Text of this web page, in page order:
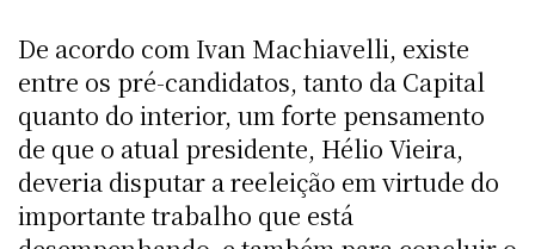
De acordo com Ivan Machiavelli, existe
entre os pré-candidatos, tanto da Capital
quanto do interior, um forte pensamento
de que o atual presidente, Hélio Vieira,
deveria disputar a reeleição em virtude do
importante trabalho que está